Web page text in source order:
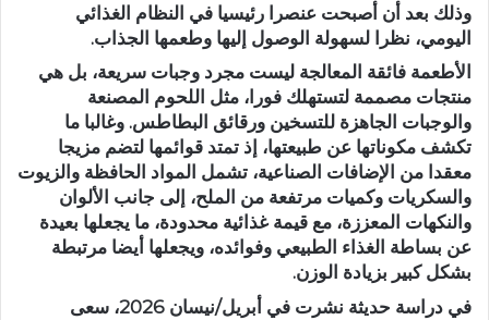
وذلك بعد أن أصبحت عنصرا رئيسيا في النظام الغذائي
اليومي، نظرا لسهولة الوصول إليها وطعمها الجذاب.
الأطعمة فائقة المعالجة ليست مجرد وجبات سريعة، بل هي
منتجات مصممة لتستهلك فورا، مثل اللحوم المصنعة
والوجبات الجاهزة للتسخين ورقائق البطاطس. وغالبا ما
تكشف مكوناتها عن طبيعتها، إذ تمتد قوائمها لتضم مزيجا
معقدا من الإضافات الصناعية، تشمل المواد الحافظة والزيوت
والسكريات وكميات مرتفعة من الملح، إلى جانب الألوان
والنكهات المعززة، مع قيمة غذائية محدودة، ما يجعلها بعيدة
عن بساطة الغذاء الطبيعي وفوائده، ويجعلها أيضا مرتبطة
بشكل كبير بزيادة الوزن.
في دراسة حديثة نشرت في أبريل/نيسان 2026، سعى